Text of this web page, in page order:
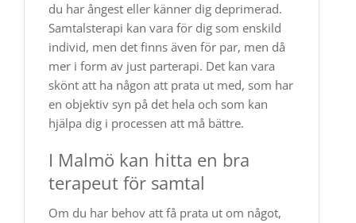
du har ångest eller känner dig deprimerad.
Samtalsterapi kan vara för dig som enskild
individ, men det finns även för par, men då
mer i form av just parterapi. Det kan vara
skönt att ha någon att prata ut med, som har
en objektiv syn på det hela och som kan
hjälpa dig i processen att må bättre.
I Malmö kan hitta en bra
terapeut för samtal
Om du har behov att få prata ut om något,